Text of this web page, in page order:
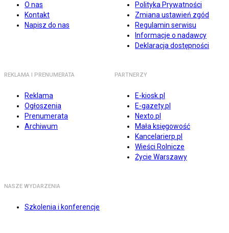
O nas
Kontakt
Napisz do nas
Polityka Prywatności
Zmiana ustawień zgód
Regulamin serwisu
Informacje o nadawcy
Deklaracja dostępności
REKLAMA I PRENUMERATA
Reklama
Ogłoszenia
Prenumerata
Archiwum
PARTNERZY
E-kiosk.pl
E-gazety.pl
Nexto.pl
Mała księgowość
Kancelarierp.pl
Wieści Rolnicze
Życie Warszawy
NASZE WYDARZENIA
Szkolenia i konferencje